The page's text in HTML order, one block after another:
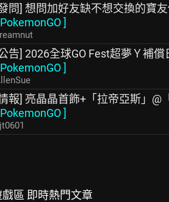
問] 想問加好友缺不想交換的寶友
PokemonGO]
告] 2026全球GO Fest超夢Ｙ補
PokemonGO]
報] 亮晶晶首飾+「拉帝亞斯」@
PokemonGO]
戲區 即時熱門文章